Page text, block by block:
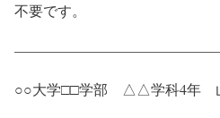
不要です。
○○大学□□学部 △△学科4年